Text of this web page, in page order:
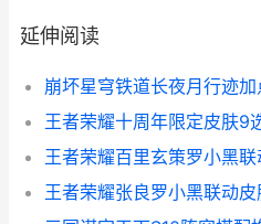
延伸阅读